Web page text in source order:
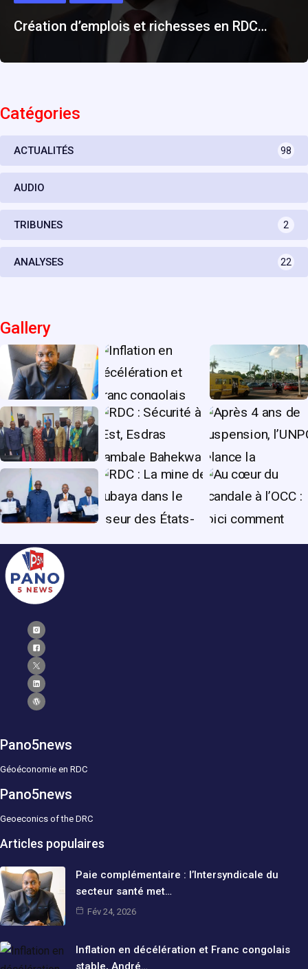
Création d’emplois et richesses en RDC…
Catégories
ACTUALITÉS 98
AUDIO
TRIBUNES 2
ANALYSES 22
Gallery
Pano5news
Géoéconomie en RDC
Pano5news
Geoeconics of the DRC
Articles populaires
Paie complémentaire : l’Intersyndicale du
secteur santé met…
Fév 24, 2026
Inflation en décélération et Franc congolais
stable, André…